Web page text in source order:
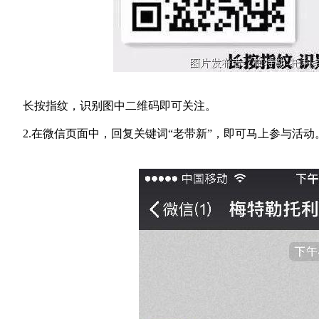
长按指纹，识别图中二维码即可关注。
2.在微信页面中，回复关键词“老带新”，即可马上参与活动